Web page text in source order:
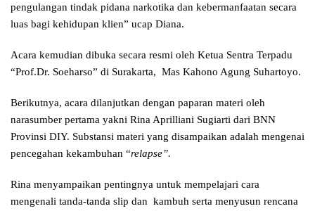
pengulangan tindak pidana narkotika dan kebermanfaatan secara
luas bagi kehidupan klien” ucap Diana.
Acara kemudian dibuka secara resmi oleh Ketua Sentra Terpadu
“Prof.Dr. Soeharso” di Surakarta, Mas Kahono Agung Suhartoyo.
Berikutnya, acara dilanjutkan dengan paparan materi oleh
narasumber pertama yakni Rina Aprilliani Sugiarti dari BNN
Provinsi DIY. Substansi materi yang disampaikan adalah mengenai
pencegahan kekambuhan “relapse”.
Rina menyampaikan pentingnya untuk mempelajari cara
mengenali tanda-tanda slip dan kambuh serta menyusun rencana